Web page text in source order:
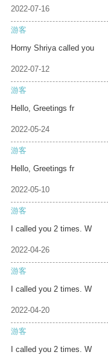
2022-07-16
游客
Horny Shriya called you
2022-07-12
游客
Hello, Greetings fr
2022-05-24
游客
Hello, Greetings fr
2022-05-10
游客
I called you 2 times. W
2022-04-26
游客
I called you 2 times. W
2022-04-20
游客
I called you 2 times. W